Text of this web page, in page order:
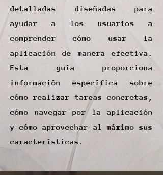
detalladas diseñadas para
ayudar a los usuarios a
comprender cómo usar la
aplicación de manera efectiva.
Esta guía proporciona
información específica sobre
cómo realizar tareas concretas,
cómo navegar por la aplicación
y cómo aprovechar al máximo sus
características.